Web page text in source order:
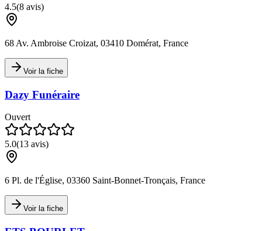
4.5(8 avis)
68 Av. Ambroise Croizat, 03410 Domérat, France
Voir la fiche
Dazy Funéraire
Ouvert
5.0(13 avis)
6 Pl. de l'Église, 03360 Saint-Bonnet-Tronçais, France
Voir la fiche